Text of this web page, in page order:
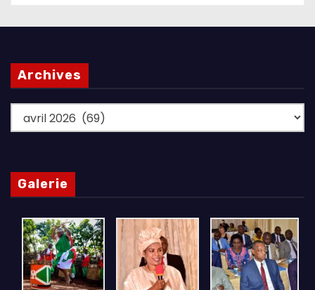
Archives
Archives
Galerie